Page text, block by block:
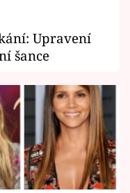
Upravení
šance